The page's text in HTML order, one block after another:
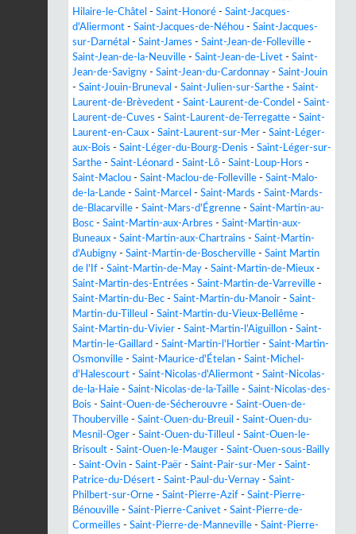
Hilaire-le-Châtel - Saint-Honoré - Saint-Jacques-
d'Aliermont - Saint-Jacques-de-Néhou - Saint-Jacques-
sur-Darnétal - Saint-James - Saint-Jean-de-Folleville -
Saint-Jean-de-la-Neuville - Saint-Jean-de-Livet - Saint-
Jean-de-Savigny - Saint-Jean-du-Cardonnay - Saint-Jouin
- Saint-Jouin-Bruneval - Saint-Julien-sur-Sarthe - Saint-
Laurent-de-Brèvedent - Saint-Laurent-de-Condel - Saint-
Laurent-de-Cuves - Saint-Laurent-de-Terregatte - Saint-
Laurent-en-Caux - Saint-Laurent-sur-Mer - Saint-Léger-
aux-Bois - Saint-Léger-du-Bourg-Denis - Saint-Léger-sur-
Sarthe - Saint-Léonard - Saint-Lô - Saint-Loup-Hors -
Saint-Maclou - Saint-Maclou-de-Folleville - Saint-Malo-
de-la-Lande - Saint-Marcel - Saint-Mards - Saint-Mards-
de-Blacarville - Saint-Mars-d'Égrenne - Saint-Martin-au-
Bosc - Saint-Martin-aux-Arbres - Saint-Martin-aux-
Buneaux - Saint-Martin-aux-Chartrains - Saint-Martin-
d'Aubigny - Saint-Martin-de-Boscherville - Saint Martin
de l'If - Saint-Martin-de-May - Saint-Martin-de-Mieux -
Saint-Martin-des-Entrées - Saint-Martin-de-Varreville -
Saint-Martin-du-Bec - Saint-Martin-du-Manoir - Saint-
Martin-du-Tilleul - Saint-Martin-du-Vieux-Bellême -
Saint-Martin-du-Vivier - Saint-Martin-l'Aiguillon - Saint-
Martin-le-Gaillard - Saint-Martin-l'Hortier - Saint-Martin-
Osmonville - Saint-Maurice-d'Ételan - Saint-Michel-
d'Halescourt - Saint-Nicolas-d'Aliermont - Saint-Nicolas-
de-la-Haie - Saint-Nicolas-de-la-Taille - Saint-Nicolas-des-
Bois - Saint-Ouen-de-Sécherouvre - Saint-Ouen-de-
Thouberville - Saint-Ouen-du-Breuil - Saint-Ouen-du-
Mesnil-Oger - Saint-Ouen-du-Tilleul - Saint-Ouen-le-
Brisoult - Saint-Ouen-le-Mauger - Saint-Ouen-sous-Bailly
- Saint-Ovin - Saint-Paër - Saint-Pair-sur-Mer - Saint-
Patrice-du-Désert - Saint-Paul-du-Vernay - Saint-
Philbert-sur-Orne - Saint-Pierre-Azif - Saint-Pierre-
Bénouville - Saint-Pierre-Canivet - Saint-Pierre-de-
Cormeilles - Saint-Pierre-de-Manneville - Saint-Pierre-